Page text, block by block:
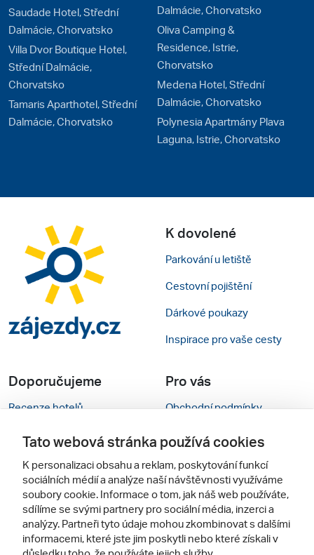
Saudade Hotel, Střední
Dalmácie, Chorvatsko
Villa Dvor Boutique Hotel,
Střední Dalmácie,
Chorvatsko
Tamaris Aparthotel, Střední
Dalmácie, Chorvatsko
Dalmácie, Chorvatsko
Oliva Camping &
Residence, Istrie,
Chorvatsko
Medena Hotel, Střední
Dalmácie, Chorvatsko
Polynesia Apartmány Plava
Laguna, Istrie, Chorvatsko
K dovolené
Parkování u letiště
Cestovní pojištění
Dárkové poukazy
Inspirace pro vaše cesty
Doporučujeme
Recenze hotelů
Rady na cestu
Cestovní kanceláře
Zájazdy.sk
Pro vás
Obchodní podmínky
Kontakty
Nastavení cookies
Verze webu pro PC
Sledujte nás
Tato webová stránka používá cookies
K personalizaci obsahu a reklam, poskytování funkcí
sociálních médií a analýze naší návštěvnosti využíváme
soubory cookie. Informace o tom, jak náš web používáte,
sdílíme se svými partnery pro sociální média, inzerci a
analýzy. Partneři tyto údaje mohou zkombinovat s dalšími
informacemi, které jste jim poskytli nebo které získali v